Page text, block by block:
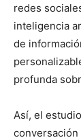
redes
inteligencia
de
profunda
Así, el